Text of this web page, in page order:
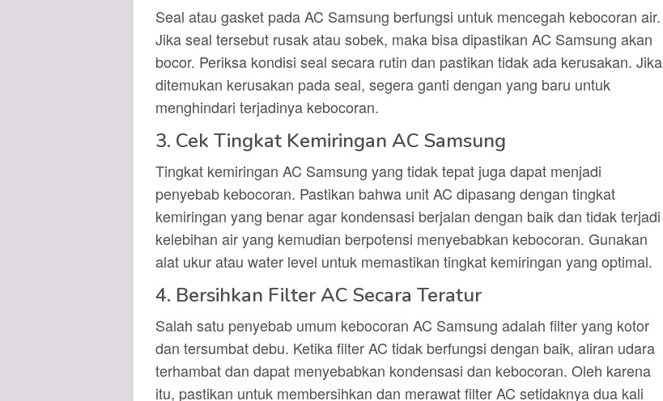
Seal atau gasket pada AC Samsung berfungsi untuk mencegah kebocoran air.
Jika seal tersebut rusak atau sobek, maka bisa dipastikan AC Samsung akan
bocor. Periksa kondisi seal secara rutin dan pastikan tidak ada kerusakan. Jika
ditemukan kerusakan pada seal, segera ganti dengan yang baru untuk
menghindari terjadinya kebocoran.
3. Cek Tingkat Kemiringan AC Samsung
Tingkat kemiringan AC Samsung yang tidak tepat juga dapat menjadi
penyebab kebocoran. Pastikan bahwa unit AC dipasang dengan tingkat
kemiringan yang benar agar kondensasi berjalan dengan baik dan tidak terjadi
kelebihan air yang kemudian berpotensi menyebabkan kebocoran. Gunakan
alat ukur atau water level untuk memastikan tingkat kemiringan yang optimal.
4. Bersihkan Filter AC Secara Teratur
Salah satu penyebab umum kebocoran AC Samsung adalah filter yang kotor
dan tersumbat debu. Ketika filter AC tidak berfungsi dengan baik, aliran udara
terhambat dan dapat menyebabkan kondensasi dan kebocoran. Oleh karena
itu, pastikan untuk membersihkan dan merawat filter AC setidaknya dua kali